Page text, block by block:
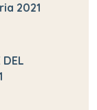
2021
DEL